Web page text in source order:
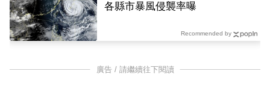
各縣市暴風侵襲率曝
Recommended by
廣告 / 請繼續往下閱讀